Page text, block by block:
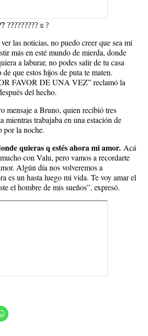
????????? ɞ ?
las noticias, no puedo creer que sea mi
más en esté mundo de mierda, donde
a laburar, no podes salir de tu casa
que estos hijos de puta te maten.
FAVOR DE UNA VEZ” reclamó la
del hecho.
mensaje a Bruno, quien recibió tres
mientras trabajaba en una estación de
por la noche.
quieras q estés ahora mi amor. Acá
con Valu, pero vamos a recordarte
Algún día nos volveremos a
es un hasta luego mi vida. Te voy amar el
el hombre de mis sueños”, expresó.